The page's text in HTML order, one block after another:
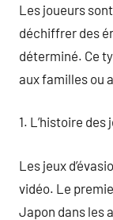
Les joueurs
déchiffrer des
déterminé. Ce
aux familles ou
1. L’histoire des
Les jeux
vidéo. Le
Japon dans les